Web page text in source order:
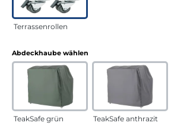
Terrassenrollen
Abdeckhaube wählen
TeakSafe grün TeakSafe anthrazit